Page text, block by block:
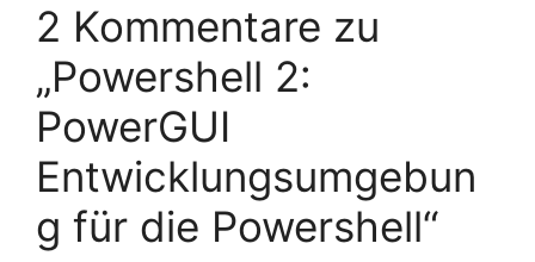
2 Kommentare zu
„Powershell 2:
PowerGUI
Entwicklungsumgebun
g für die Powershell“